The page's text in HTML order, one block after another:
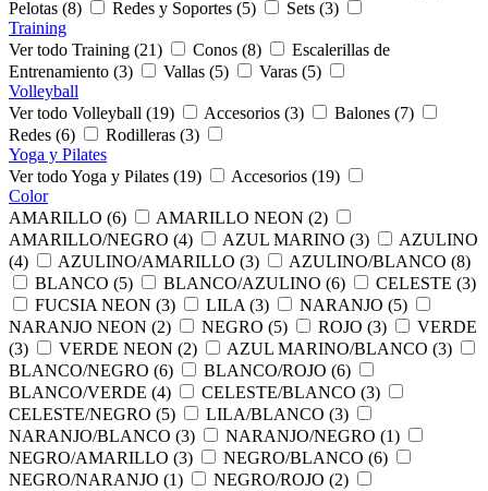
Pelotas (8)
Redes y Soportes (5)
Sets (3)
Training
Ver todo Training (21)
Conos (8)
Escalerillas de
Entrenamiento (3)
Vallas (5)
Varas (5)
Volleyball
Ver todo Volleyball (19)
Accesorios (3)
Balones (7)
Redes (6)
Rodilleras (3)
Yoga y Pilates
Ver todo Yoga y Pilates (19)
Accesorios (19)
Color
AMARILLO (6)
AMARILLO NEON (2)
AMARILLO/NEGRO (4)
AZUL MARINO (3)
AZULINO
(4)
AZULINO/AMARILLO (3)
AZULINO/BLANCO (8)
BLANCO (5)
BLANCO/AZULINO (6)
CELESTE (3)
FUCSIA NEON (3)
LILA (3)
NARANJO (5)
NARANJO NEON (2)
NEGRO (5) ROJO (3)
VERDE
(3)
VERDE NEON (2)
AZUL MARINO/BLANCO (3)
BLANCO/NEGRO (6)
BLANCO/ROJO (6)
BLANCO/VERDE (4)
CELESTE/BLANCO (3)
CELESTE/NEGRO (5)
LILA/BLANCO (3)
NARANJO/BLANCO (3)
NARANJO/NEGRO (1)
NEGRO/AMARILLO (3)
NEGRO/BLANCO (6)
NEGRO/NARANJO (1)
NEGRO/ROJO (2)